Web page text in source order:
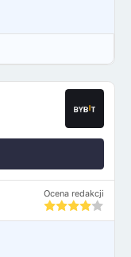
Ocena redakcji